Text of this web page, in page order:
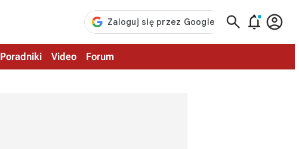
  
Poradniki Video Forum